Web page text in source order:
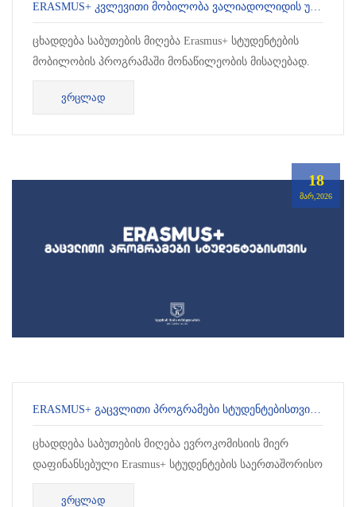
ERASMUS+ ᲙᲕᲚᲔᲕᲘᲗᲘ ᲛᲝᲑᲘᲚᲝᲑᲐ ᲕᲐᲚᲘᲐᲓᲝᲚᲘᲓᲘᲡ ᲣᲜᲘᲕᲔᲠᲡᲘᲢᲔᲢᲨᲘ
ცხადდება საბუთების მიღება Erasmus+ სტუდენტების
მობილობის პროგრამაში მონაწილეობის მისაღებად.
პროგრამა განკუთვნილია სამაგისტრო და სადოქტორო
პროგრამების სტუდენტებ...
ᲕᲠᲪᲚᲐᲓ
18
ᲛᲐᲠ,2026
ERASMUS+ ᲒᲐᲪᲕᲚᲘᲗᲘ ᲞᲠᲝᲒᲠᲐᲛᲔᲑᲘ ᲡᲢᲣᲓᲔᲜᲢᲔᲑᲘᲡᲗᲕᲘᲡ 2026-2027 ᲡᲐᲡᲬᲐᲕᲚᲝ ᲬᲚᲘᲡ ᲨᲔᲛᲝᲓᲒᲝᲛᲘᲡ ᲡᲔᲛᲔᲡᲢᲠᲘ
ცხადდება საბუთების მიღება ევროკომისიის მიერ
დაფინანსებული Erasmus+ სტუდენტების საერთაშორისო
კრე...
ᲕᲠᲪᲚᲐᲓ